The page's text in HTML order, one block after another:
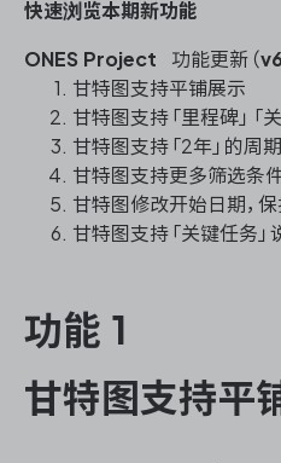
资源和工时管理
服务台和工单管理
IPD 研发管理
快速浏览本期新功能
ONES Project 功能更新（
甘特图支持平铺展示
甘特图支持「里程碑」「
甘特图支持「2年」的周
甘特图支持更多筛选条
甘特图修改开始日期，
甘特图支持「关键任务」
功能 1
甘特图支持平